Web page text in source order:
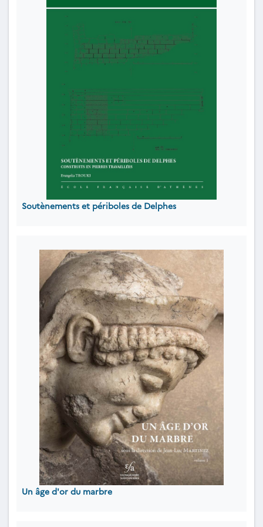
Soutènements et périboles de Delphes
Un âge d'or du marbre